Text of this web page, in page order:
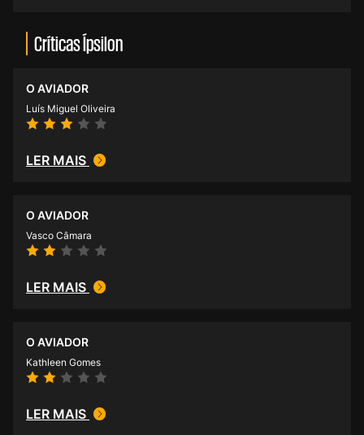
Críticas Ípsilon
O AVIADOR
Luís Miguel Oliveira
LER MAIS
O AVIADOR
Vasco Câmara
LER MAIS
O AVIADOR
Kathleen Gomes
LER MAIS